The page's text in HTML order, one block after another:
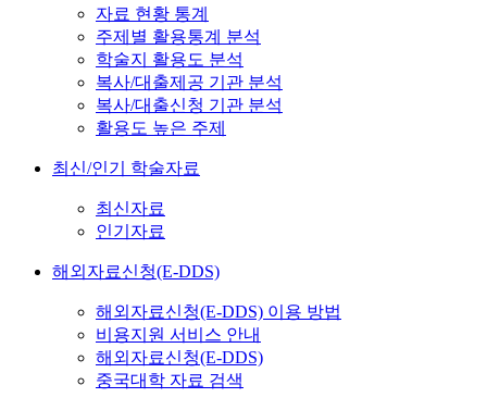
자료 현황 통계
주제별 활용통계 분석
학술지 활용도 분석
복사/대출제공 기관 분석
복사/대출신청 기관 분석
활용도 높은 주제
최신/인기 학술자료
최신자료
인기자료
해외자료신청(E-DDS)
해외자료신청(E-DDS) 이용 방법
비용지원 서비스 안내
해외자료신청(E-DDS)
중국대학 자료 검색